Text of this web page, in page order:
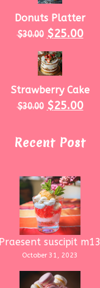
Donuts Platter
$30.00 $25.00
Strawberry Cake
$30.00 $25.00
Recent Post
Praesent suscipit m13
October 31, 2023